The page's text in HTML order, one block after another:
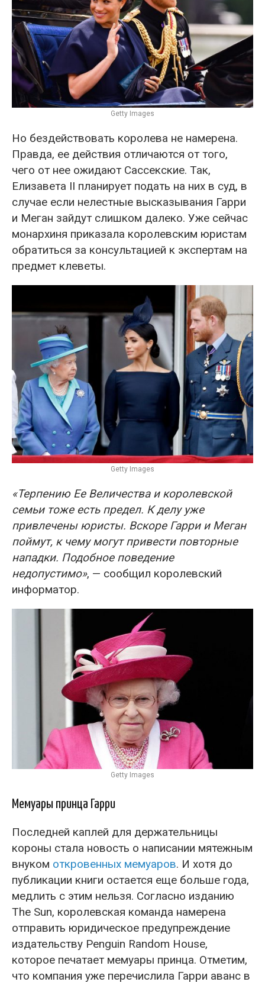
Getty Images
Но бездействовать королева не намерена.
Правда, ее действия отличаются от того,
чего от нее ожидают Сассекские. Так,
Елизавета II планирует подать на них в суд, в
случае если нелестные высказывания Гарри
и Меган зайдут слишком далеко. Уже сейчас
монархиня приказала королевским юристам
обратиться за консультацией к экспертам на
предмет клеветы.
Getty Images
«Терпению Ее Величества и королевской
семьи тоже есть предел. К делу уже
привлечены юристы. Вскоре Гарри и Меган
поймут, к чему могут привести повторные
нападки. Подобное поведение
недопустимо», — сообщил королевский
информатор.
Getty Images
Мемуары принца Гарри
Последней каплей для держательницы
короны стала новость о написании мятежным
внуком откровенных мемуаров. И хотя до
публикации книги остается еще больше года,
медлить с этим нельзя. Согласно изданию
The Sun, королевская команда намерена
отправить юридическое предупреждение
издательству Penguin Random House,
которое печатает мемуары принца. Отметим,
что компания уже перечислила Гарри аванс в